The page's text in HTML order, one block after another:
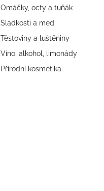
Omáčky, octy a tuňák
Sladkosti a med
Těstoviny a luštěniny
Víno, alkohol, limonády
Přírodní kosmetika